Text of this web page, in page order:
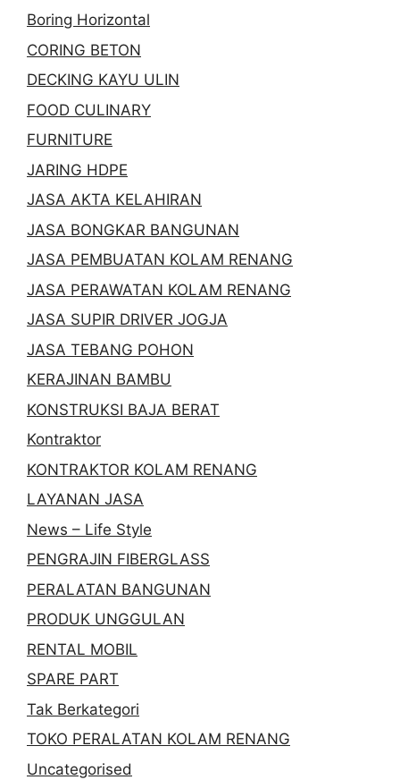
Boring Horizontal
CORING BETON
DECKING KAYU ULIN
FOOD CULINARY
FURNITURE
JARING HDPE
JASA AKTA KELAHIRAN
JASA BONGKAR BANGUNAN
JASA PEMBUATAN KOLAM RENANG
JASA PERAWATAN KOLAM RENANG
JASA SUPIR DRIVER JOGJA
JASA TEBANG POHON
KERAJINAN BAMBU
KONSTRUKSI BAJA BERAT
Kontraktor
KONTRAKTOR KOLAM RENANG
LAYANAN JASA
News – Life Style
PENGRAJIN FIBERGLASS
PERALATAN BANGUNAN
PRODUK UNGGULAN
RENTAL MOBIL
SPARE PART
Tak Berkategori
TOKO PERALATAN KOLAM RENANG
Uncategorised